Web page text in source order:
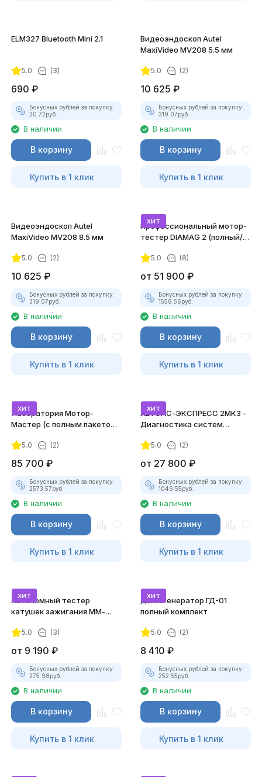
ELM327 Bluetooth Mini 2.1
5.0 (3)
690 ₽
Бонусных рублей за покупку:
20.72руб.
В наличии
В корзину
Купить в 1 клик
Видеоэндоскоп Autel
MaxiVideo MV208 5.5 мм
5.0 (2)
10 625 ₽
Бонусных рублей за покупку:
319.07руб.
В наличии
В корзину
Купить в 1 клик
Видеоэндоскоп Autel
MaxiVideo MV208 8.5 мм
5.0 (2)
10 625 ₽
Бонусных рублей за покупку:
319.07руб.
В наличии
В корзину
Купить в 1 клик
хит
Профессиональный мотор-
тестер DIAMAG 2 (полный/
5.0 (8)
от 51 900 ₽
Бонусных рублей за покупку:
1558.56руб.
В наличии
В корзину
Купить в 1 клик
хит
Лаборатория Мотор-
Мастер (с полным пакетом
5.0 (2)
85 700 ₽
Бонусных рублей за покупку:
2573.57руб.
В наличии
В корзину
Купить в 1 клик
хит
АВТОАС-ЭКСПРЕСС 2МК3 -
Диагностика систем
5.0 (2)
от 27 800 ₽
Бонусных рублей за покупку:
1049.55руб.
В наличии
В корзину
Купить в 1 клик
хит
Автономный тестер
катушек зажигания ММ-
комплект)
5.0 (3)
от 9 190 ₽
Бонусных рублей за покупку:
275.98руб.
В наличии
В корзину
Купить в 1 клик
хит
Дымогенератор ГД-01
полный комплект
5.0 (2)
8 410 ₽
Бонусных рублей за покупку:
252.55руб.
В наличии
В корзину
Купить в 1 клик